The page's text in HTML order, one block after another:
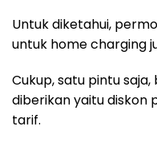
Untuk diketahui,
untuk home charging
Cukup, satu pintu
diberikan yaitu diskon
tarif.